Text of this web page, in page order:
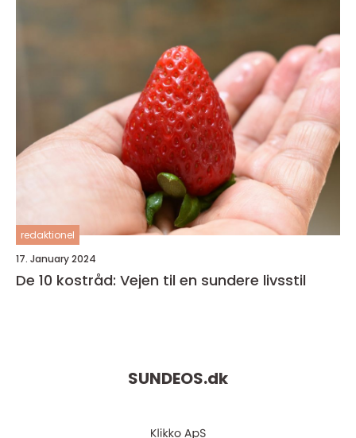
redaktionel
17. January 2024
De 10 kostråd: Vejen til en sundere livsstil
SUNDEOS.dk